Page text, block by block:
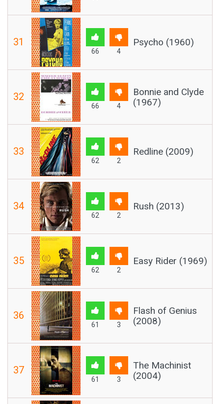
31
66 4
Psycho (1960)
32
66 4
Bonnie and Clyde
(1967)
33
62 2
Redline (2009)
34
62 2
Rush (2013)
35
62 2
Easy Rider (1969)
36
61 3
Flash of Genius
(2008)
37
61 3
The Machinist
(2004)